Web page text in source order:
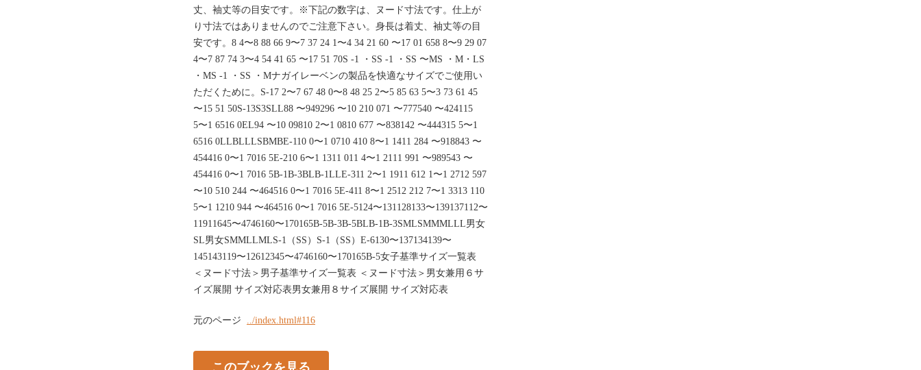
丈、袖丈等の目安です。※下記の数字は、ヌード寸法です。仕上が
り寸法ではありませんのでご注意下さい。身長は着丈、袖丈等の目
安です。8 4〜8 88 66 9〜7 37 24 1〜4 34 21 60 〜17 01 658 8〜9 29 07
4〜7 87 74 3〜4 54 41 65 〜17 51 70S -1 ・SS -1 ・SS 〜MS ・M・LS
・MS -1 ・SS ・Mナガイレーベンの製品を快適なサイズでご使用い
ただくために。S-17 2〜7 67 48 0〜8 48 25 2〜5 85 63 5〜3 73 61 45
〜15 51 50S-13S3SLL88 〜949296 〜10 210 071 〜777540 〜424115
5〜1 6516 0EL94 〜10 09810 2〜1 0810 677 〜838142 〜444315 5〜1
6516 0LLBLLLSBMBE-110 0〜1 0710 410 8〜1 1411 284 〜918843 〜
454416 0〜1 7016 5E-210 6〜1 1311 011 4〜1 2111 991 〜989543 〜
454416 0〜1 7016 5B-1B-3BLB-1LLE-311 2〜1 1911 612 1〜1 2712 597
〜10 510 244 〜464516 0〜1 7016 5E-411 8〜1 2512 212 7〜1 3313 110
5〜1 1210 944 〜464516 0〜1 7016 5E-5124〜131128133〜139137112〜
11911645〜4746160〜170165B-5B-3B-5BLB-1B-3SMLSMMMLLL男女
SL男女SMMLLMLS-1（SS）S-1（SS）E-6130〜137134139〜
145143119〜12612345〜4746160〜170165B-5女子基準サイズ一覧表
＜ヌード寸法＞男子基準サイズ一覧表 ＜ヌード寸法＞男女兼用６サ
イズ展開 サイズ対応表男女兼用８サイズ展開 サイズ対応表
元のページ ../index.html#116
このブックを見る